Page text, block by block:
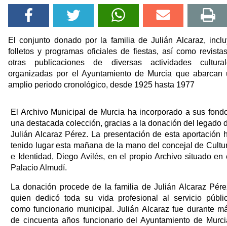
El conjunto donado por la familia de Julián Alcaraz,
folletos y programas oficiales de fiestas, así como
otras publicaciones de diversas actividades
organizadas por el Ayuntamiento de Murcia que abarcan
amplio periodo cronológico, desde 1925 hasta 1977
El Archivo Municipal de Murcia ha incorporado a sus
una destacada colección, gracias a la donación del legado
Julián Alcaraz Pérez. La presentación de esta aportación
tenido lugar esta mañana de la mano del concejal de
e Identidad, Diego Avilés, en el propio Archivo situado en
Palacio Almudí.
La donación procede de la familia de Julián Alcaraz
quien dedicó toda su vida profesional al servicio
como funcionario municipal. Julián Alcaraz fue durante
de cincuenta años funcionario del Ayuntamiento de